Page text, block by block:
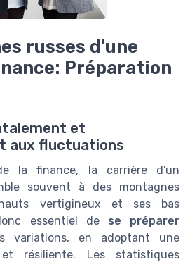
russes d'une
Préparation
et
aux fluctuations
la finance, la carrière d'un
souvent à des montagnes
vertigineux et ses bas
essentiel de se préparer
variations, en adoptant une
résiliente. Les statistiques